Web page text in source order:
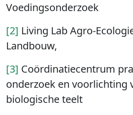
Voedingsonderzoek
[2] Living Lab Agro-
Landbouw,
[3] Coördinatiecentrum
onderzoek en voorlichting
biologische teelt